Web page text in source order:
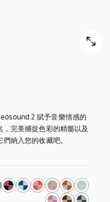
2 賦予音樂情感的
完美捕捉色彩的精髓以及
納入您的收藏吧。